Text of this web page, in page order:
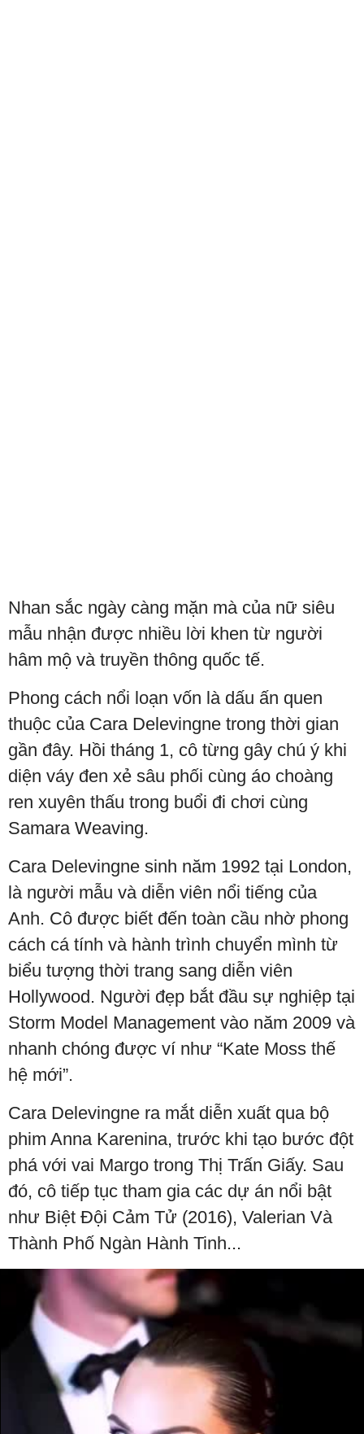
Nhan sắc ngày càng mặn mà của nữ siêu
mẫu nhận được nhiều lời khen từ người
hâm mộ và truyền thông quốc tế.
Phong cách nổi loạn vốn là dấu ấn quen
thuộc của Cara Delevingne trong thời gian
gần đây. Hồi tháng 1, cô từng gây chú ý khi
diện váy đen xẻ sâu phối cùng áo choàng
ren xuyên thấu trong buổi đi chơi cùng
Samara Weaving.
Cara Delevingne sinh năm 1992 tại London,
là người mẫu và diễn viên nổi tiếng của
Anh. Cô được biết đến toàn cầu nhờ phong
cách cá tính và hành trình chuyển mình từ
biểu tượng thời trang sang diễn viên
Hollywood. Người đẹp bắt đầu sự nghiệp tại
Storm Model Management vào năm 2009 và
nhanh chóng được ví như “Kate Moss thế
hệ mới”.
Cara Delevingne ra mắt diễn xuất qua bộ
phim Anna Karenina, trước khi tạo bước đột
phá với vai Margo trong Thị Trấn Giấy. Sau
đó, cô tiếp tục tham gia các dự án nổi bật
như Biệt Đội Cảm Tử (2016), Valerian Và
Thành Phố Ngàn Hành Tinh...